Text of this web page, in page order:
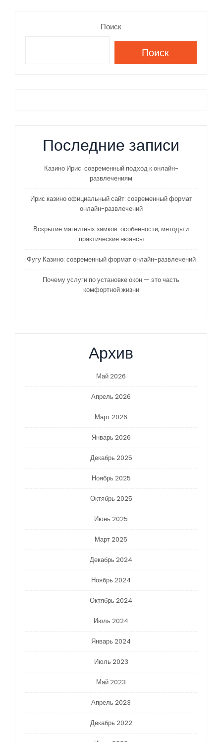
Поиск
Поиск
Последние записи
Казино Ирис: современный подход к онлайн-
развлечениям
Ирис казино официальный сайт: современный формат
онлайн-развлечений
Вскрытие магнитных замков: особенности, методы и
практические нюансы
Фугу Казино: современный формат онлайн-развлечений
Почему услуги по установке окон — это часть
комфортной жизни
Архив
Май 2026
Апрель 2026
Март 2026
Январь 2026
Декабрь 2025
Ноябрь 2025
Октябрь 2025
Июнь 2025
Март 2025
Декабрь 2024
Ноябрь 2024
Октябрь 2024
Июль 2024
Январь 2024
Июль 2023
Май 2023
Апрель 2023
Декабрь 2022